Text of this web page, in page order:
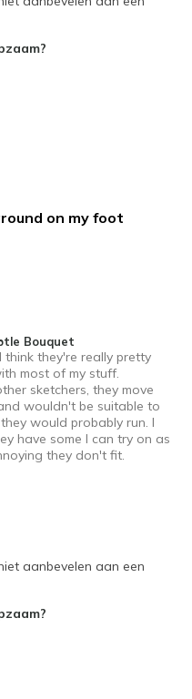
width on my foot
Bouquet
think they're really pretty
most of my stuff.
sketchers, they move
wouldn't be suitable to
would probably run. I
have some I can try on as
they don't fit.
width
aanbevelen aan een